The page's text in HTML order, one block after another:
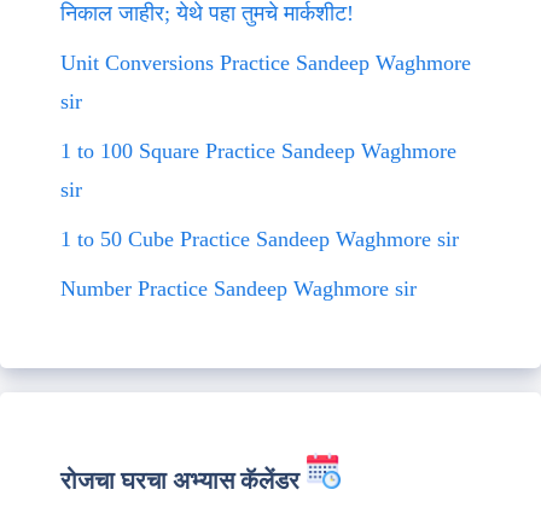
निकाल जाहीर; येथे पहा तुमचे मार्कशीट!
Unit Conversions Practice Sandeep Waghmore
sir
1 to 100 Square Practice Sandeep Waghmore
sir
1 to 50 Cube Practice Sandeep Waghmore sir
Number Practice Sandeep Waghmore sir
रोजचा घरचा अभ्यास कॅलेंडर